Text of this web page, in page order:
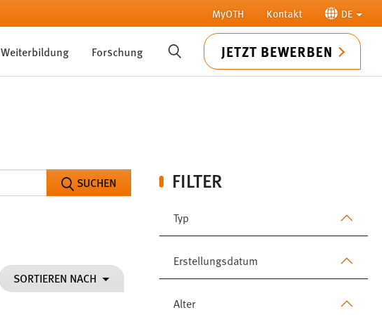
MyOTH Kontakt DE
Weiterbildung Forschung SUCHE JETZT BEWERBEN
FILTER
Typ
Erstellungsdatum
Alter
SUCHEN
SORTIEREN NACH